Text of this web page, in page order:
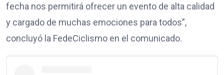
fecha nos permitirá ofrecer un evento de alta calidad
y cargado de muchas emociones para todos”,
concluyó la FedeCiclismo en el comunicado.